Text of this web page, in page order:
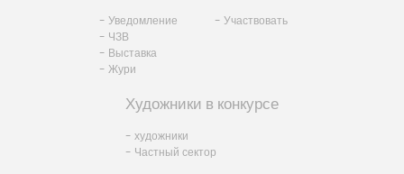
- Уведомление
- ЧЗВ
- Выставка
- Жури
- Участвовать
Художники в конкурсе
- художники
- Частный сектор